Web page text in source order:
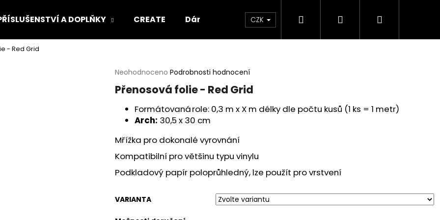
A DOPLŇKY CREATE Dárkový poukaz BLEŠÍ TRH🛍️ Doprava a platba
CZK Hledat PřihlášeníNákupní
- Red Grid
Průměrné
produktu
hvězdiček.
Neohodnoceno Podrobnosti hodnocení
Přenosová folie - Red Grid
Formátovaná role: 0,3 m x X m délky dle počtu kusů (1 ks = 1 metr)
Arch: 30,5 x 30 cm
Mřížka pro dokonalé vyrovnání
Kompatibilní pro většinu typu vinylu
Podkladový papír poloprůhledný, lze použít pro vrstvení
VARIANTA
Co potřebujete najít?
HLEDAT